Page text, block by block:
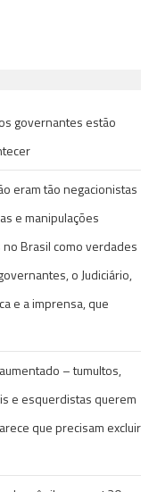
governantes estão
eram tão negacionistas
e manipulações
Brasil como verdades
o Judiciário,
e a imprensa, que
– tumultos,
e esquerdistas querem
que precisam excluir